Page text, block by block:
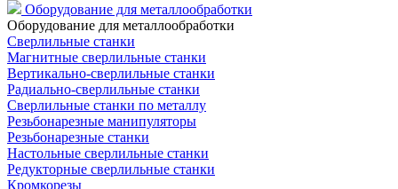
Оборудование для металлообработки
Оборудование для металлообработки
Сверлильные станки
Магнитные сверлильные станки
Вертикально-сверлильные станки
Радиально-сверлильные станки
Сверлильные станки по металлу
Резьбонарезные манипуляторы
Резьбонарезные станки
Настольные сверлильные станки
Редукторные сверлильные станки
Кромкорезы